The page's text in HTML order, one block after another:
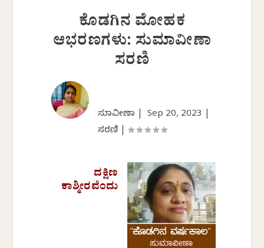
ಕೊಡಗಿನ ಮೋಹಕ
ಆಭರಣಗಳು: ಸುಮಾವೀಣಾ
ಸರಣಿ
ಸುಮಾವೀಣಾ | Sep 20, 2023
ಸರಣಿ|
ದಕ್ಷಿಣ
ಕಾಶ್ಮೀರವೆಂದು